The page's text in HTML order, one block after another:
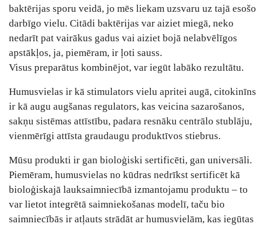
baktērijas sporu veidā, jo mēs liekam uzsvaru uz tajā esošo
darbīgo vielu. Citādi baktērijas var aiziet miegā, neko
nedarīt pat vairākus gadus vai aiziet bojā nelabvēlīgos
apstākļos, ja, piemēram, ir ļoti sauss.
Visus preparātus kombinējot, var iegūt labāko rezultātu.
Humusvielas ir kā stimulators vielu apritei augā, citokinīns
ir kā augu augšanas regulators, kas veicina sazarošanos,
sakņu sistēmas attīstību, padara resnāku centrālo stublāju,
vienmērīgi attīsta graudaugu produktīvos stiebrus.
Mūsu produkti ir gan bioloģiski sertificēti, gan universāli.
Piemēram, humusvielas no kūdras nedrīkst sertificēt kā
bioloģiskajā lauksaimniecībā izmantojamu produktu – to
var lietot integrētā saimniekošanas modelī, taču bio
saimniecībās ir atļauts strādāt ar humusvielām, kas iegūtas